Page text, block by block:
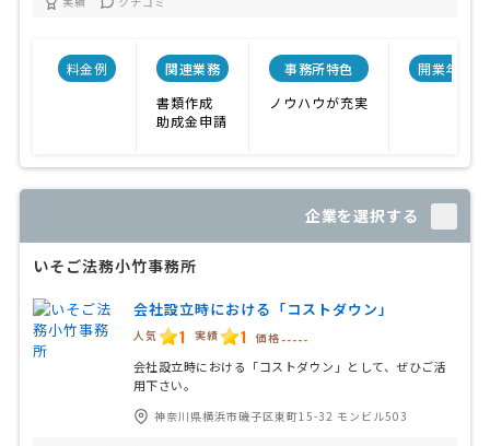
料金例
関連業務
書類作成
助成金申請
事務所特色
ノウハウが充実
開業年
企業を選択する
いそご法務小竹事務所
会社設立時における「コストダウン」
人気 1 実績 1 価格 -----
会社設立時における「コストダウン」として、ぜひご活
用下さい。
神奈川県横浜市磯子区東町15-32 モンビル503